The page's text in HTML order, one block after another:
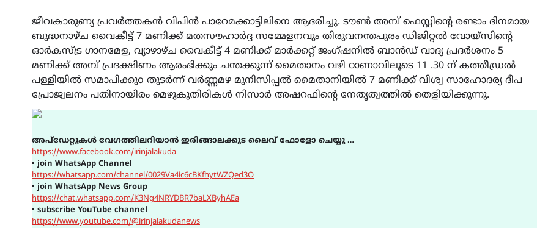
ജീവകാരുണ്യ പ്രവർത്തകൻ വിപിൻ പാറേമക്കാട്ടിലിനെ ആദരിച്ചു. ടൗൺ അമ്പ് ഫെസ്റ്റിന്റെ രണ്ടാം ദിനമായ
ബുദ്ധനാഴ്ച വൈകീട്ട് 7 മണിക്ക് മതസൗഹാർദ്ദ സമ്മേളനവും തിരുവനന്തപുരം ഡിജിറ്റൽ വോയ്സിന്റെ
ഓർകസ്ട്ര ഗാനമേള, വ്യാഴാഴ്ച വൈകീട്ട് 4 മണിക്ക് മാർക്കറ്റ് ജംഗ്ഷനിൽ ബാൻഡ് വാദ്യ പ്രദർശനം 5
മണിക്ക് അമ്പ് പ്രദക്ഷിണം ആരംഭിക്കും ചന്തക്കുന്ന് മൈതാനം വഴി ഠാണാവിലൂടെ 11 .30 ന് കത്തീഡ്രൽ
പള്ളിയിൽ സമാപിക്കുo തുടർന്ന് വർണ്ണമഴ മുനിസിപ്പൽ മൈതാനിയിൽ 7 മണിക്ക് വിശ്വ സാഹോദര്യ ദീപ
പ്രോജ്വലനം പതിനായിരം മെഴുകുതിരികൾ നിസാർ അഷറഫിന്റെ നേതൃത്വത്തിൽ തെളിയിക്കുന്നു.
അപ്ഡേറ്റുകൾ വേഗത്തിലറിയാൻ ഇരിങ്ങാലക്കുട ലൈവ് ഫോളോ ചെയ്യൂ …
https://www.facebook.com/irinjalakuda
▪ join WhatsApp Channel
https://whatsapp.com/channel/0029Va4ic6cBKfhytWZQed3O
▪ join WhatsApp News Group
https://chat.whatsapp.com/K3Ng4NRYDBR7baLXByhAEa
▪ subscribe YouTube channel
https://www.youtube.com/@irinjalakudanews